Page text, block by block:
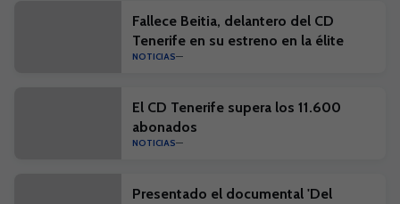
Fallece Beitia, delantero del CD
Tenerife en su estreno en la élite
NOTICIAS
El CD Tenerife supera los 11.600
abonados
NOTICIAS
Presentado el documental 'Del